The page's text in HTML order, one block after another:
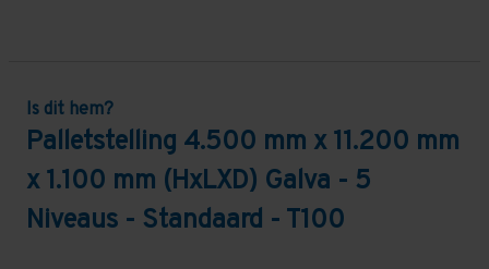
Is dit hem?
Palletstelling 4.500 mm x 11.200 mm
x 1.100 mm (HxLXD) Galva - 5
Niveaus - Standaard - T100